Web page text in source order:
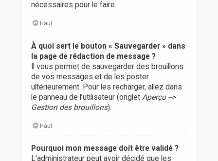
nécessaires pour le faire.
Haut
À quoi sert le bouton « Sauvegarder » dans
la page de rédaction de message ?
Il vous permet de sauvegarder des brouillons
de vos messages et de les poster
ultérieurement. Pour les recharger, allez dans
le panneau de l’utilisateur (onglet Aperçu -->
Gestion des brouillons).
Haut
Pourquoi mon message doit être validé ?
L’administrateur peut avoir décidé que les